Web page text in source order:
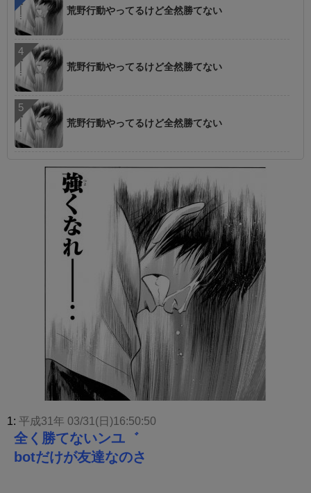
荒野行動やってるけど全然勝てない
荒野行動やってるけど全然勝てない
荒野行動やってるけど全然勝てない
1: 平成31年 03/31(日)16:50:50
全く勝てないンユ゛
botだけが友達なのさ